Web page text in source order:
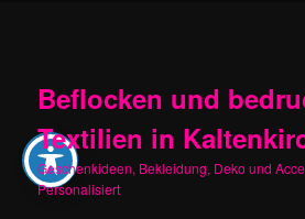
Beflocken und
Textilien in
Geschenkideen, Bekleidung, Deko und
Personalisiert